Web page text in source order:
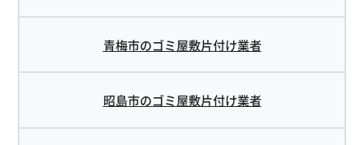
青梅市のゴミ屋敷片付け業者
昭島市のゴミ屋敷片付け業者